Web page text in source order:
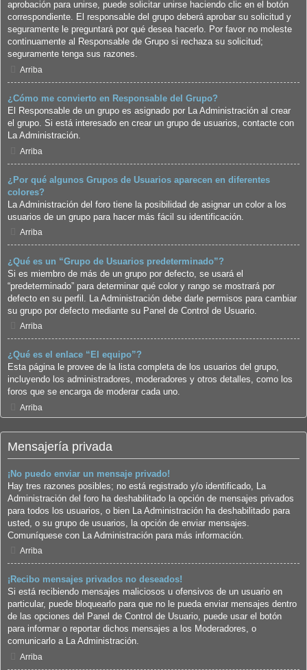
aprobación para unirse, puede solicitar unirse haciendo clic en el botón
correspondiente. El responsable del grupo deberá aprobar su solicitud y
seguramente le preguntará por qué desea hacerlo. Por favor no moleste
continuamente al Responsable de Grupo si rechaza su solicitud;
seguramente tenga sus razones.
Arriba
¿Cómo me convierto en Responsable del Grupo?
El Responsable de un grupo es asignado por La Administración al crear
el grupo. Si está interesado en crear un grupo de usuarios, contacte con
La Administración.
Arriba
¿Por qué algunos Grupos de Usuarios aparecen en diferentes
colores?
La Administración del foro tiene la posibilidad de asignar un color a los
usuarios de un grupo para hacer más fácil su identificación.
Arriba
¿Qué es un “Grupo de Usuarios predeterminado”?
Si es miembro de más de un grupo por defecto, se usará el
“predeterminado” para determinar qué color y rango se mostrará por
defecto en su perfil. La Administración debe darle permisos para cambiar
su grupo por defecto mediante su Panel de Control de Usuario.
Arriba
¿Qué es el enlace “El equipo”?
Esta página le provee de la lista completa de los usuarios del grupo,
incluyendo los administradores, moderadores y otros detalles, como los
foros que se encarga de moderar cada uno.
Arriba
Mensajería privada
¡No puedo enviar un mensaje privado!
Hay tres razones posibles; no está registrado y/o identificado, La
Administración del foro ha deshabilitado la opción de mensajes privados
para todos los usuarios, o bien La Administración ha deshabilitado para
usted, o su grupo de usuarios, la opción de enviar mensajes.
Comuníquese con La Administración para más información.
Arriba
¡Recibo mensajes privados no deseados!
Si está recibiendo mensajes maliciosos u ofensivos de un usuario en
particular, puede bloquearlo para que no le pueda enviar mensajes dentro
de las opciones del Panel de Control de Usuario, puede usar el botón
para informar o reportar dichos mensajes a los Moderadores, o
comunicarlo a La Administración.
Arriba